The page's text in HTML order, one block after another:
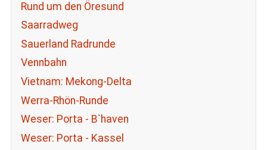
Rund um den Öresund
Saarradweg
Sauerland Radrunde
Vennbahn
Vietnam: Mekong-Delta
Werra-Rhön-Runde
Weser: Porta - B`haven
Weser: Porta - Kassel